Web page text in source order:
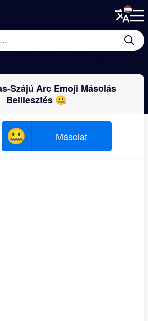
Szájú Arc Emoji Másolás
Beillesztés 🤐
🤐 Másolat